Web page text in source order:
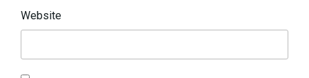
Website